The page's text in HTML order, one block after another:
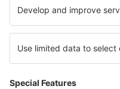
Cazare in Val Gardena
Cazare în Berchtesgaden